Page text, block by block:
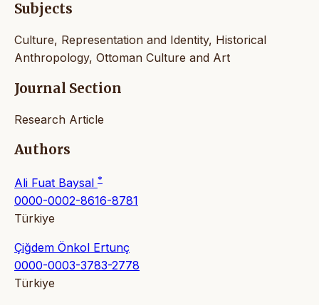
Subjects
Culture, Representation and Identity, Historical
Anthropology, Ottoman Culture and Art
Journal Section
Research Article
Authors
Ali Fuat Baysal *
0000-0002-8616-8781
Türkiye
Çiğdem Önkol Ertunç
0000-0003-3783-2778
Türkiye